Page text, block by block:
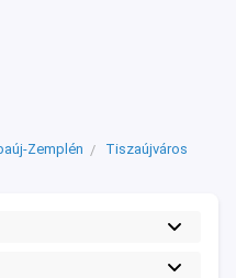
Zemplén
Tiszaújváros